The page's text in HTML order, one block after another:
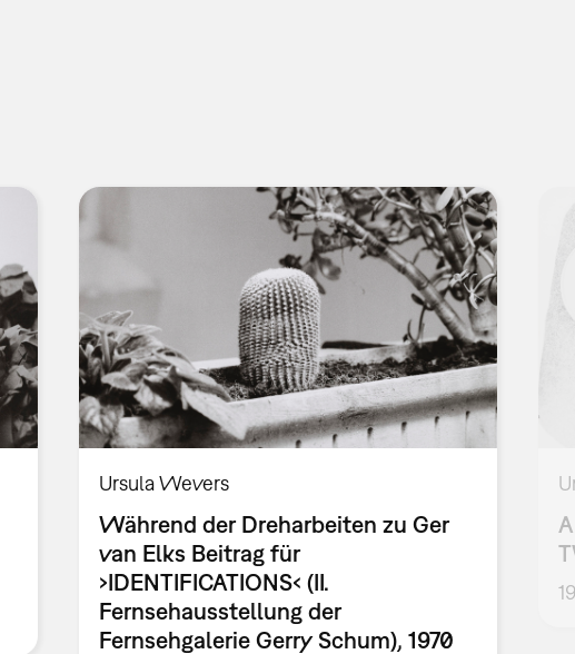
Ursula Wevers
Während der Dreharbeiten zu Ger
van Elks Beitrag für
›IDENTIFICATIONS‹ (II.
Fernsehausstellung der
Fernsehgalerie Gerry Schum), 1970